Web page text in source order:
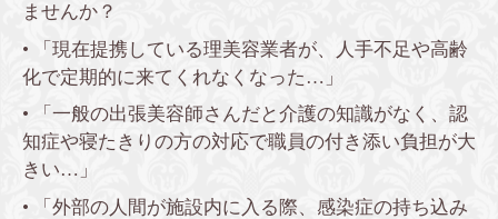
ませんか？
• 「現在提携している理美容業者が、人手不足や高齢
化で定期的に来てくれなくなった…」
• 「一般の出張美容師さんだと介護の知識がなく、認
知症や寝たきりの方の対応で職員の付き添い負担が大
きい…」
• 「外部の人間が施設内に入る際、感染症の持ち込み